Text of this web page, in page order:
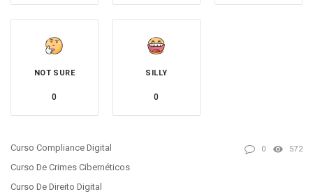
NOT SURE
0
SILLY
0
Curso Compliance Digital
Curso De Crimes Cibernéticos
Curso De Direito Digital
0 572